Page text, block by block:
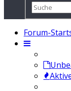
Forum-